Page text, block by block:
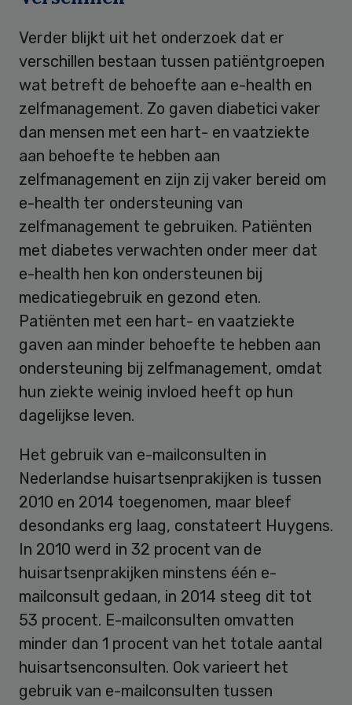
Verder blijkt uit het onderzoek dat er
verschillen bestaan tussen patiëntgroepen
wat betreft de behoefte aan e-health en
zelfmanagement. Zo gaven diabetici vaker
dan mensen met een hart- en vaatziekte
aan behoefte te hebben aan
zelfmanagement en zijn zij vaker bereid om
e-health ter ondersteuning van
zelfmanagement te gebruiken. Patiënten
met diabetes verwachten onder meer dat
e-health hen kon ondersteunen bij
medicatiegebruik en gezond eten.
Patiënten met een hart- en vaatziekte
gaven aan minder behoefte te hebben aan
ondersteuning bij zelfmanagement, omdat
hun ziekte weinig invloed heeft op hun
dagelijkse leven.
Het gebruik van e-mailconsulten in
Nederlandse huisartsenprakijken is tussen
2010 en 2014 toegenomen, maar bleef
desondanks erg laag, constateert Huygens.
In 2010 werd in 32 procent van de
huisartsenprakijken minstens één e-
mailconsult gedaan, in 2014 steeg dit tot
53 procent. E-mailconsulten omvatten
minder dan 1 procent van het totale aantal
huisartsenconsulten. Ook varieert het
gebruik van e-mailconsulten tussen